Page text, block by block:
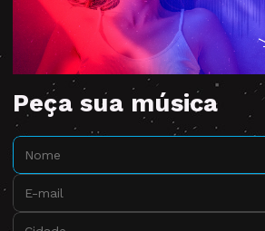
Peça sua música
Nome:
E-mail:
Cidade: